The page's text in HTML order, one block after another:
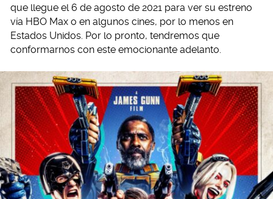
que llegue el 6 de agosto de 2021 para ver su estreno
vía HBO Max o en algunos cines, por lo menos en
Estados Unidos. Por lo pronto, tendremos que
conformarnos con este emocionante adelanto.